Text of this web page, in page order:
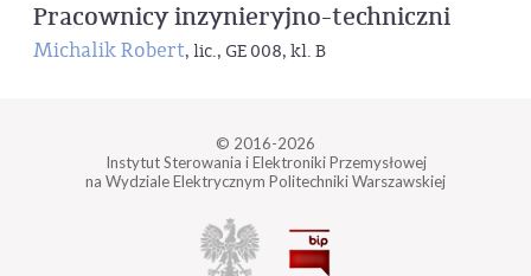
Pracownicy inzynieryjno-techniczni
Michalik Robert, lic., GE 008, kl. B
© 2016-2026
Instytut Sterowania i Elektroniki Przemysłowej
na Wydziale Elektrycznym Politechniki Warszawskiej